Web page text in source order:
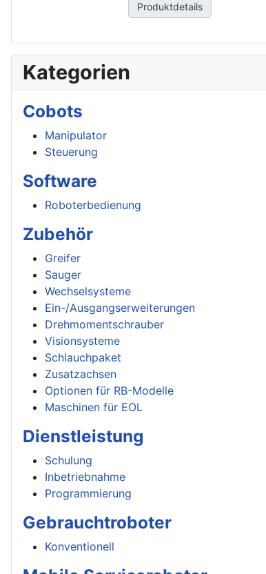
Kategorien
Cobots
Manipulator
Steuerung
Software
Roboterbedienung
Zubehör
Greifer
Sauger
Wechselsysteme
Ein-/Ausgangserweiterungen
Drehmomentschrauber
Visionsysteme
Schlauchpaket
Zusatzachsen
Optionen für RB-Modelle
Maschinen für EOL
Dienstleistung
Schulung
Inbetriebnahme
Programmierung
Gebrauchtroboter
Konventionell
Produktdetails